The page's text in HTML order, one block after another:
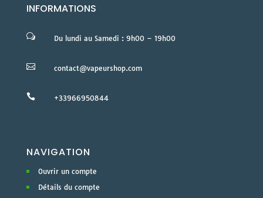
INFORMATIONS
w Du lundi au Samedi : 9h00 – 19h00
 contact@vapeurshop.com
 +33966950844
NAVIGATION
Ouvrir un compte
Détails du compte